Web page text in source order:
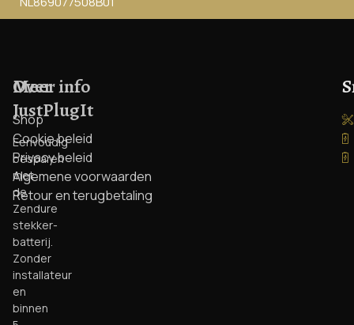
Over
JustPlugIt
Eenvoudig
besparen
met
de
Zendure
stekker-
batterij.
Zonder
installateur
en
binnen
Meer info
Shop
Cookie beleid
Privacy beleid
Algemene voorwaarden
Retour en terugbetaling